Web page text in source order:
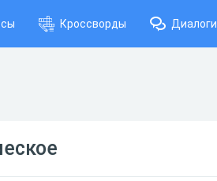
Кроссворды Диалоги